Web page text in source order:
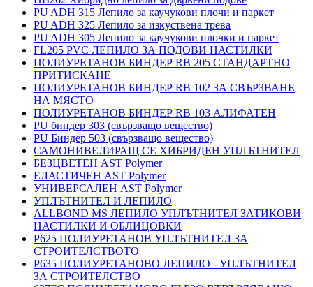
PU ADH 315 Лепило за каучукови плочи и паркет
PU ADH 325 Лепило за изкуствена трева
PU ADH 305 Лепило за каучукови плочки и паркет
FL205 PVC ЛЕПИЛО ЗА ПОДОВИ НАСТИЛКИ
ПОЛИУРЕТАНОВ БИНДЕР RB 205 СТАНДАРТНО
ПРИТИСКАНЕ
ПОЛИУРЕТАНОВ БИНДЕР RB 102 ЗА СВЪРЗВАНЕ
НА МЯСТО
ПОЛИУРЕТАНОВ БИНДЕР RB 103 АЛИФАТЕН
PU биндер 303 (свързващо вещество)
PU Биндер 503 (свързващо вещество)
САМОНИВЕЛИРАЩ СЕ ХИБРИДЕН УПЛЪТНИТЕЛ
БЕЗЦВЕТЕН AST Polymer
ЕЛАСТИЧЕН AST Polymer
УНИВЕРСАЛЕН AST Polymer
УПЛЪТНИТЕЛ И ЛЕПИЛО
ALLBOND MS ЛЕПИЛО УПЛЪТНИТЕЛ ЗАТИКОВИ
НАСТИЛКИ И ОБЛИЦОВКИ
P625 ПОЛИУРЕТАНОВ УПЛЪТНИТЕЛ ЗА
СТРОИТЕЛСТВОТО
P635 ПОЛИУРЕТАНОВО ЛЕПИЛО - УПЛЪТНИТЕЛ
ЗА СТРОИТЕЛСТВО